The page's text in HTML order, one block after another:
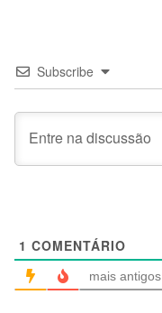
Subscribe
1 COMENTÁRIO
mais antigos